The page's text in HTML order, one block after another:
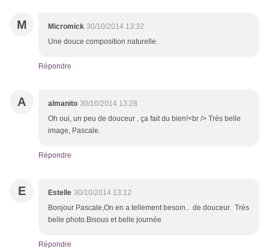
M Micromick 30/10/2014 13:32
Une douce composition naturelle.
Répondre
A almanito 30/10/2014 13:28
Oh oui, un peu de douceur , ça fait du bien!<br /> Très belle
image, Pascale.
Répondre
E Estelle 30/10/2014 13:12
Bonjour Pascale,On en a tellement besoin.. de douceur. Très
belle photo.Bisous et belle journée
Répondre